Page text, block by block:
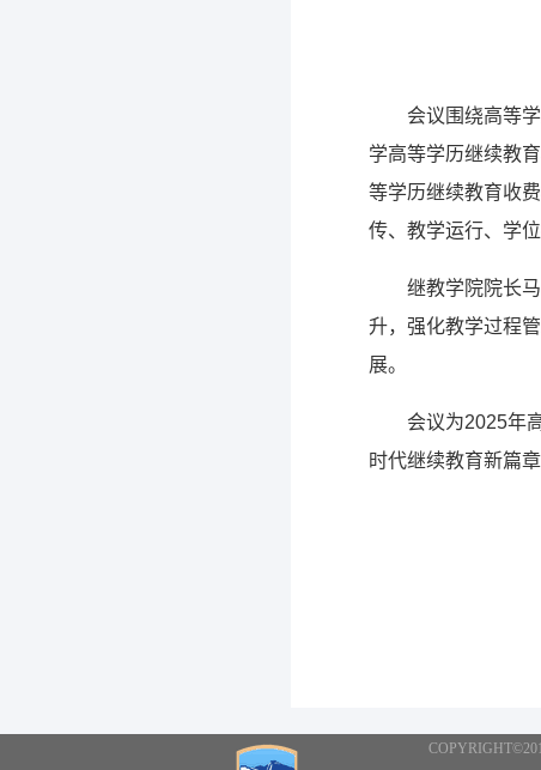
会议围绕高等
学高等学历继续教
等学历继续教育收
传、教学运行、学
继教学院院长
升，强化教学过程
展。
会议为2025年
时代继续教育新篇